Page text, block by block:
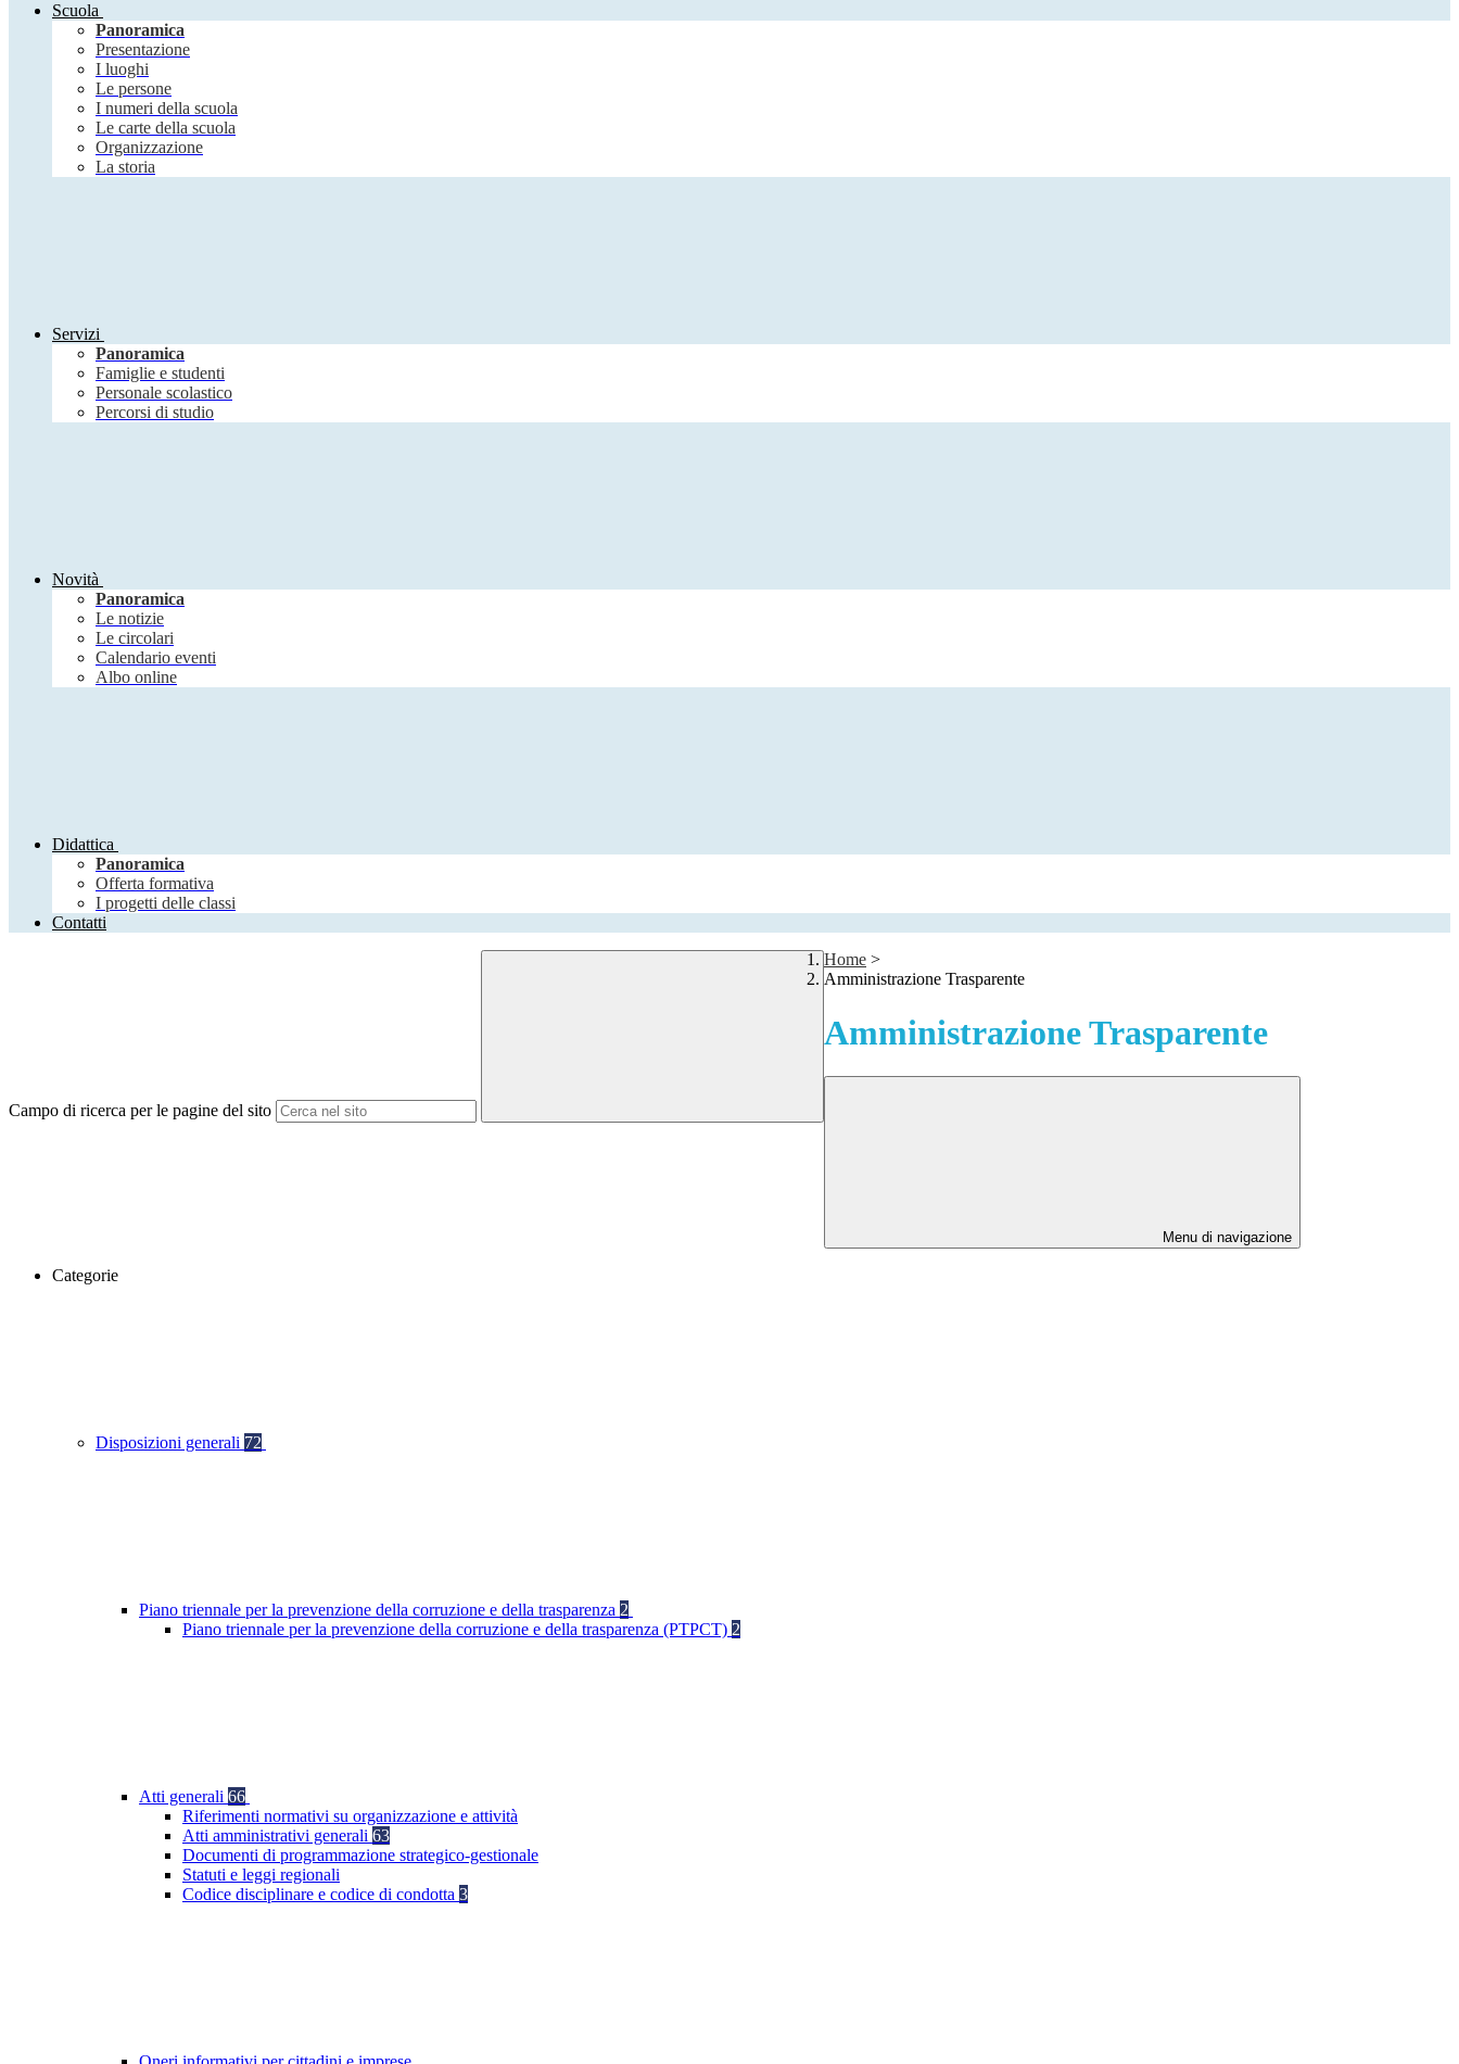
Scuola
Panoramica
Presentazione
I luoghi
Le persone
I numeri della scuola
Le carte della scuola
Organizzazione
La storia
Servizi
Panoramica
Famiglie e studenti
Personale scolastico
Percorsi di studio
Novità
Panoramica
Le notizie
Le circolari
Calendario eventi
Albo online
Didattica
Panoramica
Offerta formativa
I progetti delle classi
Contatti
Campo di ricerca per le pagine del sito
Home >
Amministrazione Trasparente
Amministrazione Trasparente
Menu di navigazione
Categorie
Disposizioni generali 72
Piano triennale per la prevenzione della corruzione e della trasparenza 2
Piano triennale per la prevenzione della corruzione e della trasparenza (PTPCT) 2
Atti generali 66
Riferimenti normativi su organizzazione e attività
Atti amministrativi generali 63
Documenti di programmazione strategico-gestionale
Statuti e leggi regionali
Codice disciplinare e codice di condotta 3